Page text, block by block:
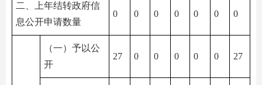
二、上年结转政府信
息公开申请数量
0 0 0 0 0 0 0
（一）予以公
开
27 0 0 0 0 0 27